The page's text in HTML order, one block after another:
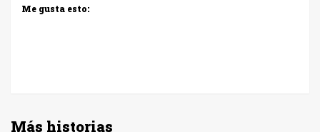
Me gusta esto:
Más historias